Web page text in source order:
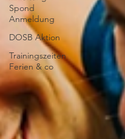
Spond
Anmeldung
DOSB Aktion
Trainingszeiten
Ferien & co